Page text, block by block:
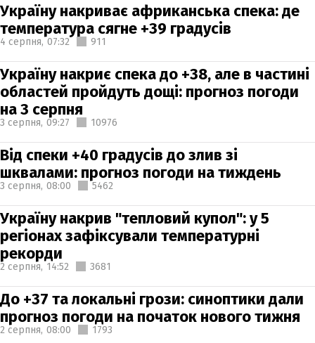
Україну накриває африканська спека: де
температура сягне +39 градусів
4 серпня, 07:32 911
Україну накриє спека до +38, але в частині
областей пройдуть дощі: прогноз погоди
на 3 серпня
3 серпня, 09:27 10976
Від спеки +40 градусів до злив зі
шквалами: прогноз погоди на тиждень
3 серпня, 08:00 5462
Україну накрив "тепловий купол": у 5
регіонах зафіксували температурні
рекорди
2 серпня, 14:52 3681
До +37 та локальні грози: синоптики дали
прогноз погоди на початок нового тижня
2 серпня, 08:00 1793